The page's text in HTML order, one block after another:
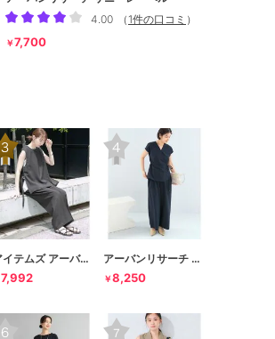
4.00
（ 1件の口コミ ）
￥7,700
アイテムズ アーバンリサーチ
7,992
アーバンリサーチ ロッソ
￥8,250